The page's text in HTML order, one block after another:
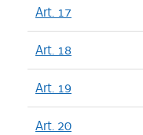
Art. 17
Art. 18
Art. 19
Art. 20